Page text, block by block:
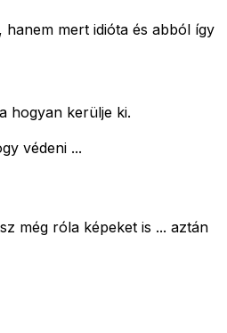
mert idióta és abból így
hogyan kerülje ki.
védeni ...
még róla képeket is ... aztán